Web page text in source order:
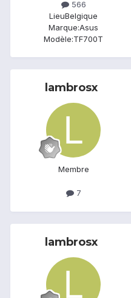
566
LieuBelgique
Marque:Asus
Modèle:TF700T
lambrosx
Membre
7
lambrosx